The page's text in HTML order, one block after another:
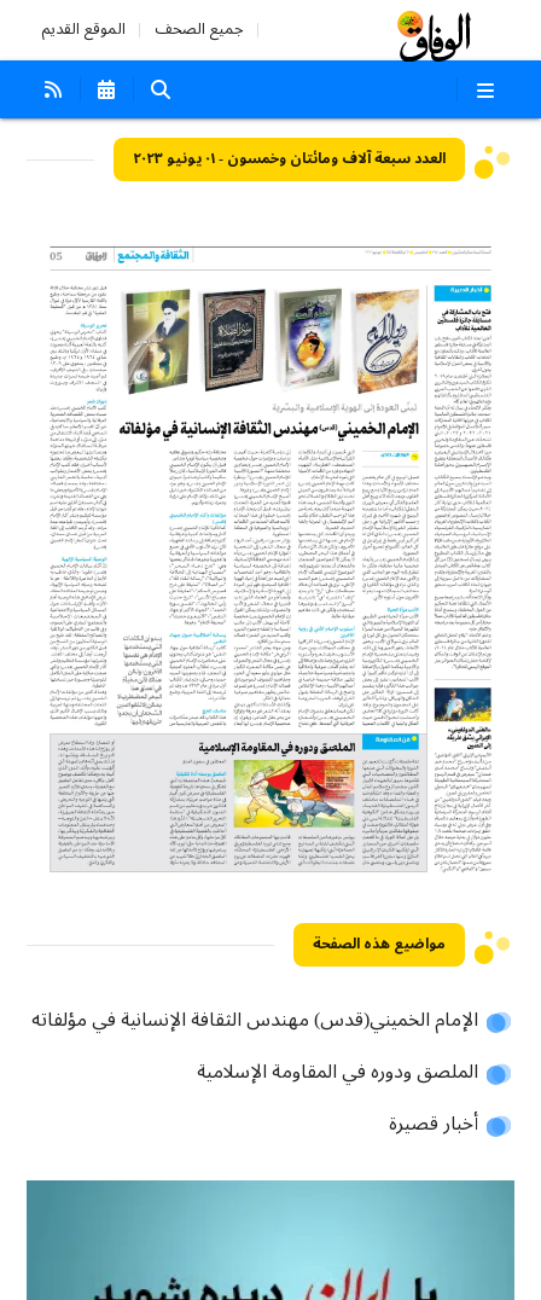
جميع الصحف الموقع القديم
العدد سبعة آلاف ومائتان وخمسون - ٠١ يونيو ٢٠٢٣
مواضيع هذه الصفحة
الإمام الخميني(قدس) مهندس الثقافة الإنسانية في مؤلفاته
الملصق ودوره في المقاومة الإسلامية
أخبار قصيرة